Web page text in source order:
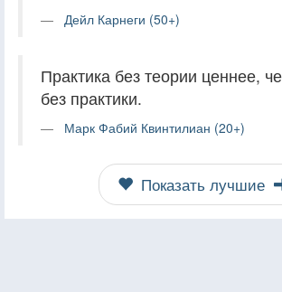
Дейл Карнеги (50+)
Практика без теории ценнее,
без практики.
Марк Фабий Квинтилиан (20+)
Показать лучшие